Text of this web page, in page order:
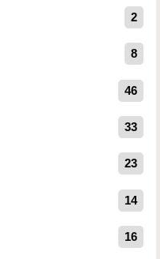
2
8
46
33
23
14
16